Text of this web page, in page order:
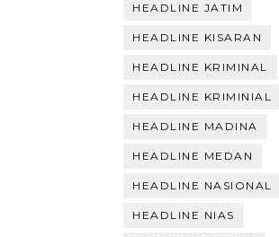
HEADLINE JATIM
HEADLINE KISARAN
HEADLINE KRIMINAL
HEADLINE KRIMINIAL
HEADLINE MADINA
HEADLINE MEDAN
HEADLINE NASIONAL
HEADLINE NIAS